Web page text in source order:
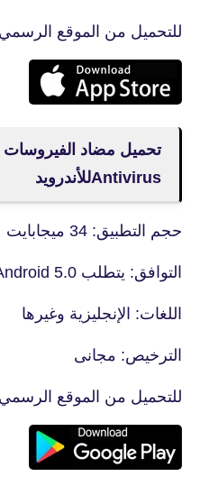
للتحميل من الموقع
Antivirusللأندرويد
حجم التطبيق: 34 ميجابايت
التوافق: يتطلب Android 5.0 والأحدث
اللغات: الإنجليزية وغيرها
الترخيص: مجانى
للتحميل من الموقع